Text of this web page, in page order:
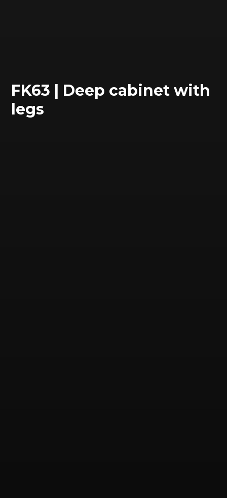
FK63 | Deep cabinet with
legs